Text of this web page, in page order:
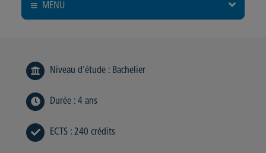
MENU
Niveau d'étude : Bachelier
Durée : 4 ans
ECTS : 240 crédits